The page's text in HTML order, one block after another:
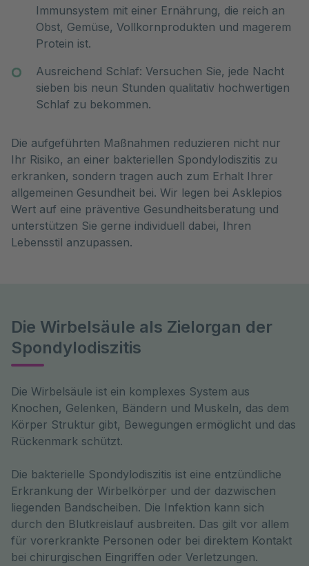
Immunsystem mit einer Ernährung, die reich an
Obst, Gemüse, Vollkornprodukten und magerem
Protein ist.
Ausreichend Schlaf: Versuchen Sie, jede Nacht
sieben bis neun Stunden qualitativ hochwertigen
Schlaf zu bekommen.
Die aufgeführten Maßnahmen reduzieren nicht nur
Ihr Risiko, an einer bakteriellen Spondylodiszitis zu
erkranken, sondern tragen auch zum Erhalt Ihrer
allgemeinen Gesundheit bei. Wir legen bei Asklepios
Wert auf eine präventive Gesundheitsberatung und
unterstützen Sie gerne individuell dabei, Ihren
Lebensstil anzupassen.
Die Wirbelsäule als Zielorgan der
Spondylodiszitis
Die Wirbelsäule ist ein komplexes System aus
Knochen, Gelenken, Bändern und Muskeln, das dem
Körper Struktur gibt, Bewegungen ermöglicht und das
Rückenmark schützt.
Die bakterielle Spondylodiszitis ist eine entzündliche
Erkrankung der Wirbelkörper und der dazwischen
liegenden Bandscheiben. Die Infektion kann sich
durch den Blutkreislauf ausbreiten. Das gilt vor allem
für vorerkrankte Personen oder bei direktem Kontakt
bei chirurgischen Eingriffen oder Verletzungen.